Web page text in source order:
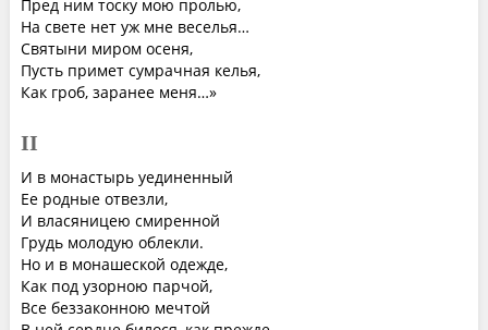
Пред ним тоску мою пролью,
На свете нет уж мне веселья…
Святыни миром осеня,
Пусть примет сумрачная келья,
Как гроб, заранее меня…»
II
И в монастырь уединенный
Ее родные отвезли,
И власяницею смиренной
Грудь молодую облекли.
Но и в монашеской одежде,
Как под узорною парчой,
Все беззаконною мечтой